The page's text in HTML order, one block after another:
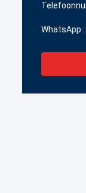
WhatsApp :